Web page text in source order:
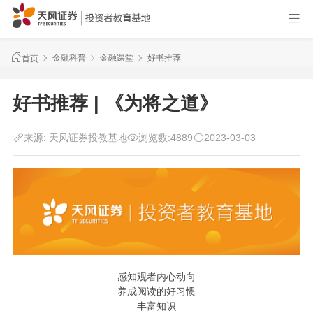
首页 金融科普 金融课堂 好书推荐
好书推荐 | 《为将之道》
来源: 天风证券投教基地 浏览数:4889 2023-03-03
感知观者内心动向
养成阅读的好习惯
丰富知识